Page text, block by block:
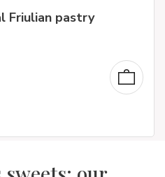
Friulian pastry